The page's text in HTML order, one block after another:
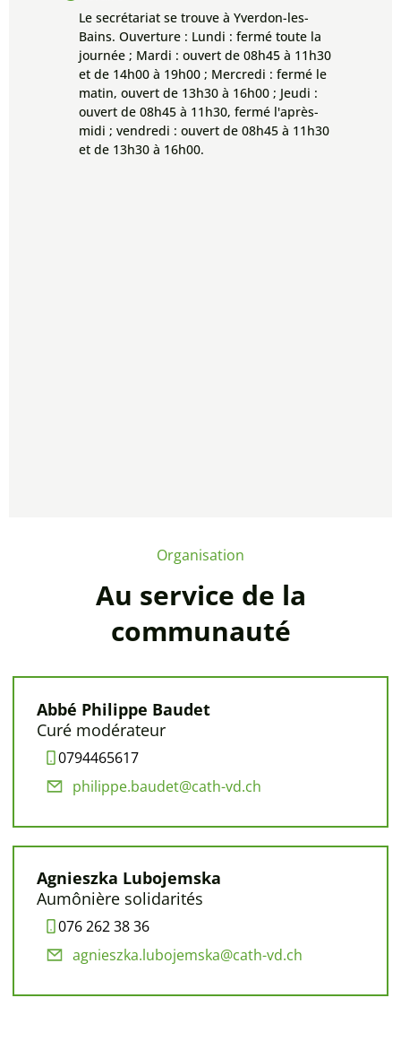
Le secrétariat se trouve à Yverdon-les-
Bains. Ouverture : Lundi : fermé toute la
journée ; Mardi : ouvert de 08h45 à 11h30
et de 14h00 à 19h00 ; Mercredi : fermé le
matin, ouvert de 13h30 à 16h00 ; Jeudi :
ouvert de 08h45 à 11h30, fermé l'après-
midi ; vendredi : ouvert de 08h45 à 11h30
et de 13h30 à 16h00.
Organisation
Au service de la
communauté
Abbé Philippe Baudet
Curé modérateur
0794465617
philippe.baudet@cath-vd.ch
Agnieszka Lubojemska
Aumônière solidarités
076 262 38 36
agnieszka.lubojemska@cath-vd.ch